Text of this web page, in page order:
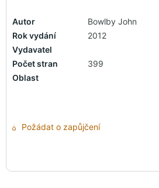
Autor
Bowlby John
Rok vydání
2012
Vydavatel
Počet stran
399
Oblast
Požádat o zapůjčení